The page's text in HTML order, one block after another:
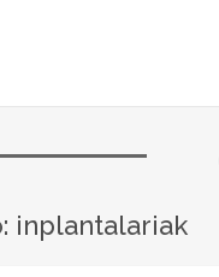
inplantalariak